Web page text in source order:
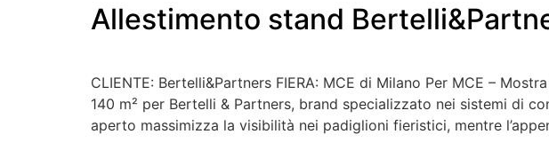
Allestimento stand
CLIENTE: Bertelli&Partners FIERA: MCE di Milano Per MCE –
140 m² per Bertelli & Partners, brand specializzato nei sistemi di
aperto massimizza la visibilità nei padiglioni fieristici, mentre